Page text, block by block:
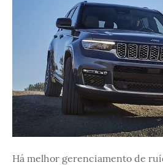
Há melhor gerenciamento de